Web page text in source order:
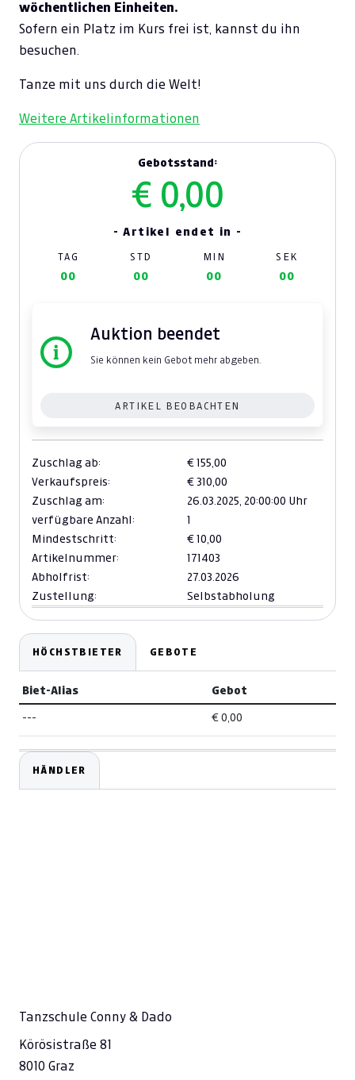
wöchentlichen Einheiten.
Sofern ein Platz im Kurs frei ist, kannst du ihn
besuchen.
Tanze mit uns durch die Welt!
Weitere Artikelinformationen
Gebotsstand:
€ 0,00
- Artikel endet in -
TAG STD MIN SEK
00 00 00 00
Auktion beendet
Sie können kein Gebot mehr abgeben.
ARTIKEL BEOBACHTEN
Zuschlag ab:
€ 155,00
Verkaufspreis:
€ 310,00
Zuschlag am:
26.03.2025, 20:00:00 Uhr
verfügbare Anzahl:
1
Mindestschritt:
€ 10,00
Artikelnummer:
171403
Abholfrist:
27.03.2026
Zustellung:
Selbstabholung
HÖCHSTBIETER GEBOTE
Biet-Alias Gebot
--- € 0,00
HÄNDLER
Tanzschule Conny & Dado
Körösistraße 81
8010 Graz